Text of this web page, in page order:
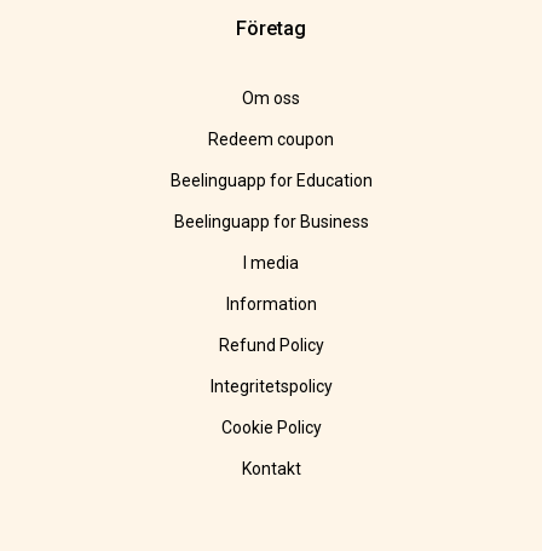
Företag
Om oss
Redeem coupon
Beelinguapp for Education
Beelinguapp for Business
I media
Information
Refund Policy
Integritetspolicy
Cookie Policy
Kontakt